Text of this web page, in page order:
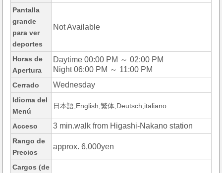
Pantalla
grande
para ver
deportes
Not Available
Horas de
Apertura
Daytime 00:00 PM ～ 02:00 PM
Night 06:00 PM ～ 11:00 PM
Cerrado Wednesday
Idioma del
Menú
日本語,English,繁体,Deutsch,italiano
Acceso 3 min.walk from Higashi-Nakano station
Rango de
Precios
approx. 6,000yen
Cargos (de